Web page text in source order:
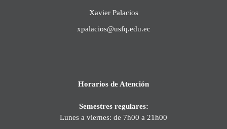
Xavier Palacios
xpalacios@usfq.edu.ec
Horarios de Atención
Semestres regulares:
Lunes a viernes: de 7h00 a 21h00